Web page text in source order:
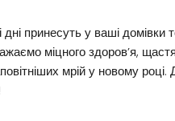
дні принесуть у ваші домівки
міцного здоров’я,
мрій у новому році.